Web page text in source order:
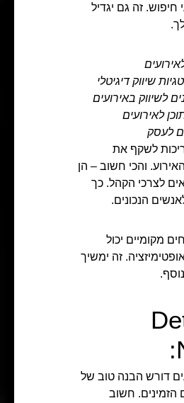
חיפוש. זה גם יגדיל
שיווק דיגיטלי
לשיווק באירועים
לאירועים
לעסק
לשקף את
והכי חשוב – הן
לצרכי הקהל. כך
הנכונים.
מקומיים יכול
זה ימשיך
דורש הבנה טוב של
הזמינים. חשוב